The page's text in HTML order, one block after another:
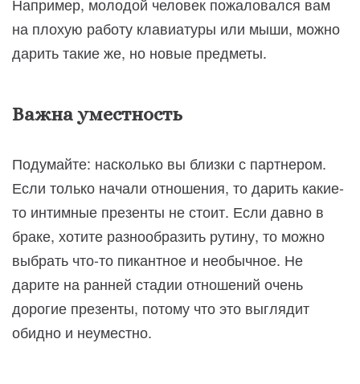
на плохую работу клавиатуры или мыши, можно
дарить такие же, но новые предметы.
Важна уместность
Подумайте: насколько вы близки с партнером.
Если только начали отношения, то дарить какие-
то интимные презенты не стоит. Если давно в
браке, хотите разнообразить рутину, то можно
выбрать что-то пикантное и необычное. Не
дарите на ранней стадии отношений очень
дорогие презенты, потому что это выглядит
обидно и неуместно.